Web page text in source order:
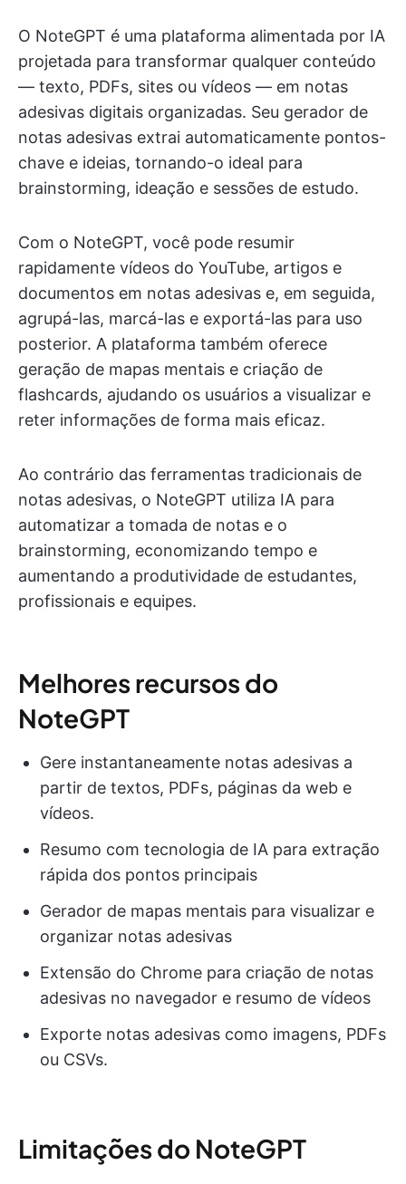
O NoteGPT é uma plataforma alimentada por IA
projetada para transformar qualquer conteúdo
— texto, PDFs, sites ou vídeos — em notas
adesivas digitais organizadas. Seu gerador de
notas adesivas extrai automaticamente pontos-
chave e ideias, tornando-o ideal para
brainstorming, ideação e sessões de estudo.
Com o NoteGPT, você pode resumir
rapidamente vídeos do YouTube, artigos e
documentos em notas adesivas e, em seguida,
agrupá-las, marcá-las e exportá-las para uso
posterior. A plataforma também oferece
geração de mapas mentais e criação de
flashcards, ajudando os usuários a visualizar e
reter informações de forma mais eficaz.
Ao contrário das ferramentas tradicionais de
notas adesivas, o NoteGPT utiliza IA para
automatizar a tomada de notas e o
brainstorming, economizando tempo e
aumentando a produtividade de estudantes,
profissionais e equipes.
Melhores recursos do
NoteGPT
Gere instantaneamente notas adesivas a
partir de textos, PDFs, páginas da web e
vídeos.
Resumo com tecnologia de IA para extração
rápida dos pontos principais
Gerador de mapas mentais para visualizar e
organizar notas adesivas
Extensão do Chrome para criação de notas
adesivas no navegador e resumo de vídeos
Exporte notas adesivas como imagens, PDFs
ou CSVs.
Limitações do NoteGPT